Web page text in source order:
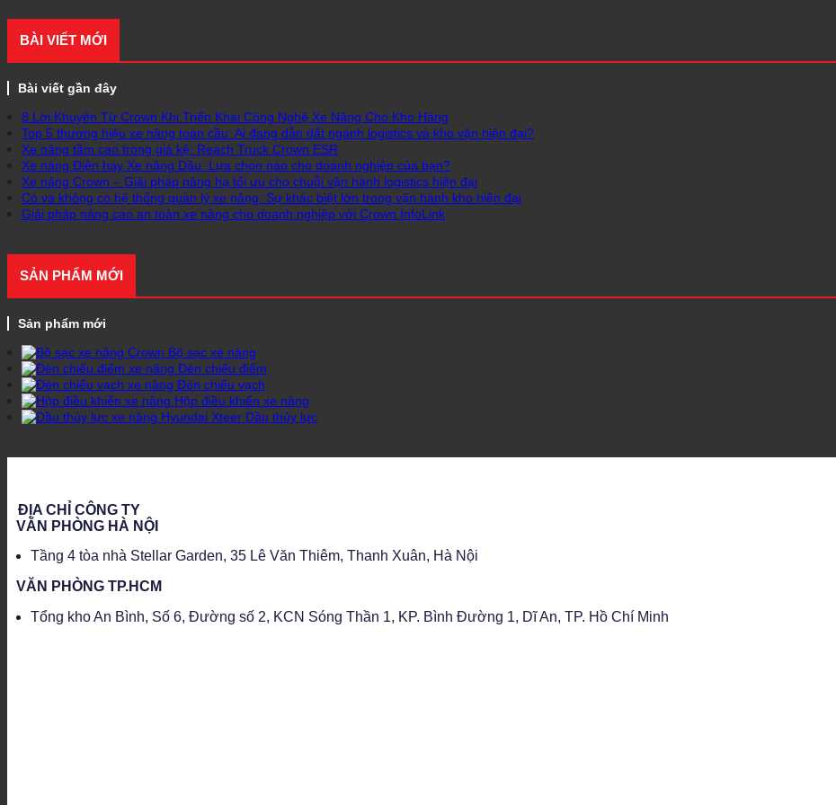
BÀI VIẾT MỚI
Bài viết gần đây
8 Lời Khuyên Từ Crown Khi Triển Khai Công Nghệ Xe Nâng Cho Kho Hàng
Top 5 thương hiệu xe nâng toàn cầu: Ai đang dẫn dắt ngành logistics và kho vận hiện đại?
Xe nâng tầm cao trong giá kệ: Reach Truck Crown ESR
Xe nâng Điện hay Xe nâng Dầu: Lựa chọn nào cho doanh nghiệp của bạn?
Xe nâng Crown – Giải pháp nâng hạ tối ưu cho chuỗi vận hành logistics hiện đại
Có và không có hệ thống quản lý xe nâng: Sự khác biệt lớn trong vận hành kho hiện đại
Giải pháp nâng cao an toàn xe nâng cho doanh nghiệp với Crown InfoLink
SẢN PHẨM MỚI
Sản phẩm mới
Bộ sạc xe nâng
Đèn chiếu điểm
Đèn chiếu vạch
Hộp điều khiển xe nâng
Dầu thủy lực
ĐỊA CHỈ CÔNG TY
VĂN PHÒNG HÀ NỘI
Tầng 4 tòa nhà Stellar Garden, 35 Lê Văn Thiêm, Thanh Xuân, Hà Nội
VĂN PHÒNG TP.HCM
Tổng kho An Bình, Số 6, Đường số 2, KCN Sóng Thần 1, KP. Bình Đường 1, Dĩ An, TP. Hồ Chí Minh